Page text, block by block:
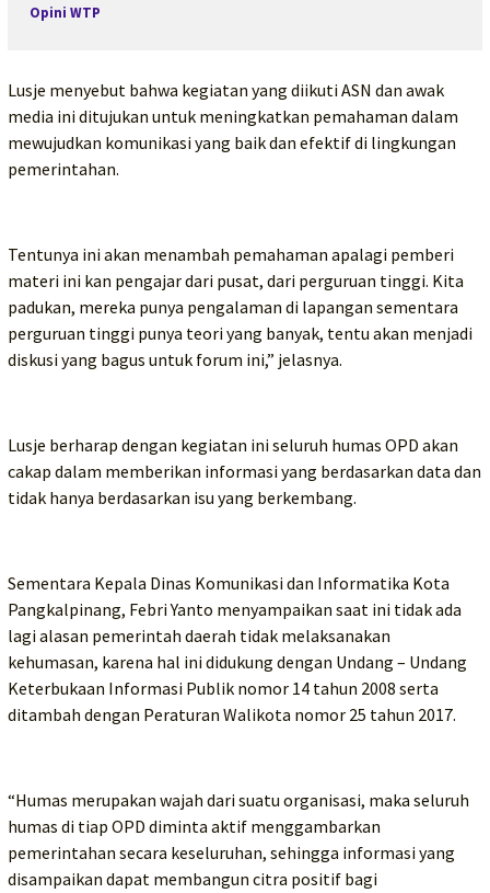
Opini WTP
Lusje menyebut bahwa kegiatan yang diikuti ASN dan awak
media ini ditujukan untuk meningkatkan pemahaman dalam
mewujudkan komunikasi yang baik dan efektif di lingkungan
pemerintahan.
Tentunya ini akan menambah pemahaman apalagi pemberi
materi ini kan pengajar dari pusat, dari perguruan tinggi. Kita
padukan, mereka punya pengalaman di lapangan sementara
perguruan tinggi punya teori yang banyak, tentu akan menjadi
diskusi yang bagus untuk forum ini,” jelasnya.
Lusje berharap dengan kegiatan ini seluruh humas OPD akan
cakap dalam memberikan informasi yang berdasarkan data dan
tidak hanya berdasarkan isu yang berkembang.
Sementara Kepala Dinas Komunikasi dan Informatika Kota
Pangkalpinang, Febri Yanto menyampaikan saat ini tidak ada
lagi alasan pemerintah daerah tidak melaksanakan
kehumasan, karena hal ini didukung dengan Undang – Undang
Keterbukaan Informasi Publik nomor 14 tahun 2008 serta
ditambah dengan Peraturan Walikota nomor 25 tahun 2017.
“Humas merupakan wajah dari suatu organisasi, maka seluruh
humas di tiap OPD diminta aktif menggambarkan
pemerintahan secara keseluruhan, sehingga informasi yang
disampaikan dapat membangun citra positif bagi